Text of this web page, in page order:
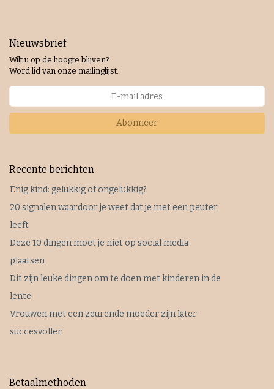
Nieuwsbrief
Wilt u op de hoogte blijven?
Word lid van onze mailinglijst:
Abonneer
Recente berichten
Enig kind: gelukkig of ongelukkig?
20 signalen waardoor je weet dat je met een peuter
leeft
Deze 10 dingen moet je niet op social media
plaatsen
Dit zijn leuke dingen om te doen met kinderen in de
lente
Vrouwen met een zeurende moeder zijn later
succesvoller
Betaalmethoden